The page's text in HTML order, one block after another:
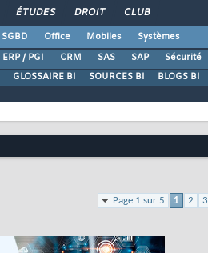
ÉTUDES DROIT CLUB
SGBD Office Mobiles
Systèmes
ERP / PGI CRM SAS SAP Sécurité
GLOSSAIRE BI SOURCES BI BLOGS BI
Page 1 sur 5 1 2 3